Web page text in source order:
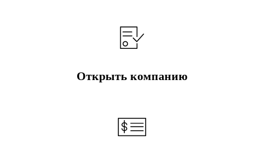
Открыть компанию